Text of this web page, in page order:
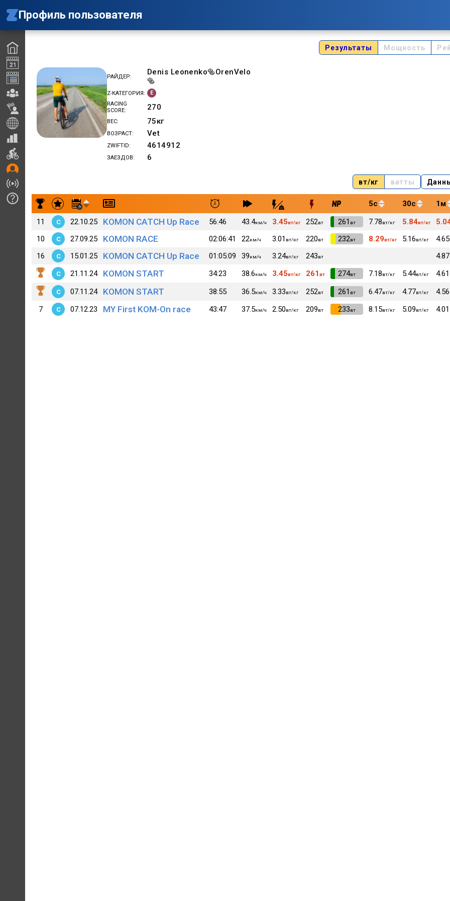
Профиль пользователя
Результаты Мощность
РАЙДЕР
Denis Leonenko🥯OrenVelo
🥯
Z-КАТЕГОРИЯ
E
RACING
SCORE
270
ВЕС 75кг
ВОЗРАСТ Vet
ZWIFTID 4614912
ЗАЕЗДОВ 6
вт/кг ватты
Результаты заездов Denis Leonenko(OrenVelo)
5с 30с 1м
11
C 22.10.25 KOMON CATCH Up Race 56:46 43.4км/ч 3.45вт/кг 252вт VI261 вт 7.78вт/кг 5.84вт/кг
10 C 27.09.25 KOMON RACE 02:06:41 22км/ч 3.01 вт/кг 220вт VI232вт 8.29вт/кг 5.16вт/кг 4.65
16 C 15.01.25 KOMON CATCH Up Race 01:05:09 39км/ч 3.24вт/кг 243вт 4.87
C 21.11.24 KOMON START 34:23 38.6км/ч 3.45вт/кг 261вт VI274вт 7.18вт/кг 5.44вт/кг 4.61
C 07.11.24 KOMON START 38:55 36.5км/ч 3.33вт/кг 252вт VI261 вт 6.47вт/кг 4.77вт/кг 4.56
7 C 07.12.23 MY First KOM-On race 43:47 37.5км/ч 2.50вт/кг 209вт VI233вт 8.15вт/кг 5.09вт/кг 4.01